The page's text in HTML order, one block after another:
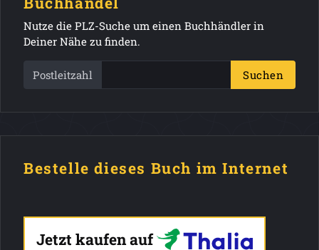
Nutze die PLZ-Suche um einen Buchhändler in
Deiner Nähe zu finden.
Postleitzahl Suchen
Bestelle dieses Buch im Internet
Jetzt kaufen auf